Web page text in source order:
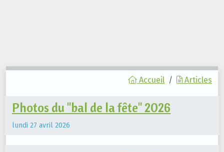
Accueil Articles
Photos du "bal de la fête" 2026
lundi 27 avril 2026